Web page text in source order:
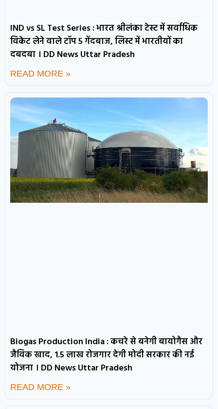
IND vs SL Test Series : भारत श्रीलंका टेस्ट में सर्वाधिक
विकेट लेने वाले टॉप 5 गेंदबाज, लिस्ट में भारतीयों का
दबदबा । DD News Uttar Pradesh
READ MORE »
Biogas Production India : कचरे से बनेगी बायोगैस और
जैविक खाद, 1.5 लाख रोजगार देगी मोदी सरकार की नई
योजना । DD News Uttar Pradesh
READ MORE »